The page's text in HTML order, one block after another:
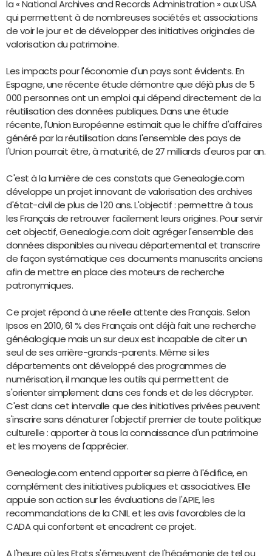
la « National Archives and Records Administration » aux USA
qui permettent à de nombreuses sociétés et associations
de voir le jour et de développer des initiatives originales de
valorisation du patrimoine.
Les impacts pour l'économie d'un pays sont évidents. En
Espagne, une récente étude démontre que déjà plus de 5
000 personnes ont un emploi qui dépend directement de la
réutilisation des données publiques. Dans une étude
récente, l'Union Européenne estimait que le chiffre d'affaires
généré par la réutilisation dans l'ensemble des pays de
l'Union pourrait être, à maturité, de 27 milliards d'euros par an.
C'est à la lumière de ces constats que Genealogie.com
développe un projet innovant de valorisation des archives
d'état-civil de plus de 120 ans. L'objectif : permettre à tous
les Français de retrouver facilement leurs origines. Pour servir
cet objectif, Genealogie.com doit agréger l'ensemble des
données disponibles au niveau départemental et transcrire
de façon systématique ces documents manuscrits anciens
afin de mettre en place des moteurs de recherche
patronymiques.
Ce projet répond à une réelle attente des Français. Selon
Ipsos en 2010, 61 % des Français ont déjà fait une recherche
généalogique mais un sur deux est incapable de citer un
seul de ses arrière-grands-parents. Même si les
départements ont développé des programmes de
numérisation, il manque les outils qui permettent de
s'orienter simplement dans ces fonds et de les décrypter.
C'est dans cet intervalle que des initiatives privées peuvent
s'inscrire sans dénaturer l'objectif premier de toute politique
culturelle : apporter à tous la connaissance d'un patrimoine
et les moyens de l'apprécier.
Genealogie.com entend apporter sa pierre à l'édifice, en
complément des initiatives publiques et associatives. Elle
appuie son action sur les évaluations de l'APIE, les
recommandations de la CNIL et les avis favorables de la
CADA qui confortent et encadrent ce projet.
A l'heure où les Etats s'émeuvent de l'hégémonie de tel ou